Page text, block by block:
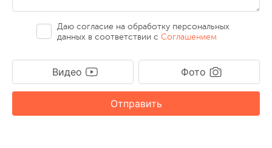
Даю согласие на обработку персональных
данных в соответствии сСоглашением
Видео Фото
Отправить